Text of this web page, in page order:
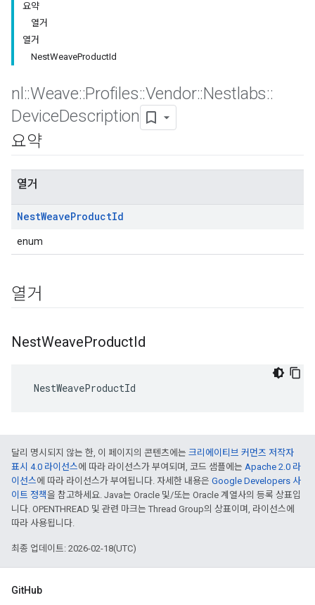
요약
열거
열거
NestWeaveProductId
nl ::Weave::Profiles::Vendor::Nestlabs::
DeviceDescription
요약
열거
NestWeaveProductId
enum
열거
NestWeaveProductId
NestWeaveProductId
달리 명시되지 않는 한, 이 페이지의 콘텐츠에는 크리에이티브 커먼즈 저작자
표시 4.0 라이선스에 따라 라이선스가 부여되며, 코드 샘플에는 Apache 2.0 라
이선스에 따라 라이선스가 부여됩니다. 자세한 내용은 Google Developers 사
이트 정책을 참고하세요. Java는 Oracle 및/또는 Oracle 계열사의 등록 상표입
니다. OPENTHREAD 및 관련 마크는 Thread Group의 상표이며, 라이선스에
따라 사용됩니다.
최종 업데이트: 2026-02-18(UTC)
GitHub